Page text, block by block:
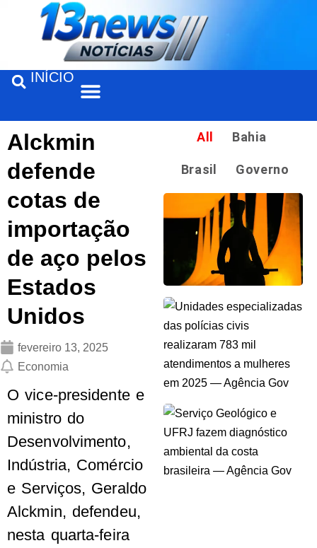
INÍCIO
Alckmin
defende
cotas de
importação
de aço pelos
Estados
Unidos
fevereiro 13, 2025
Economia
O vice-presidente e
ministro do
Desenvolvimento,
Indústria, Comércio
e Serviços, Geraldo
Alckmin, defendeu,
nesta quarta-feira
All Bahia
Brasil Governo